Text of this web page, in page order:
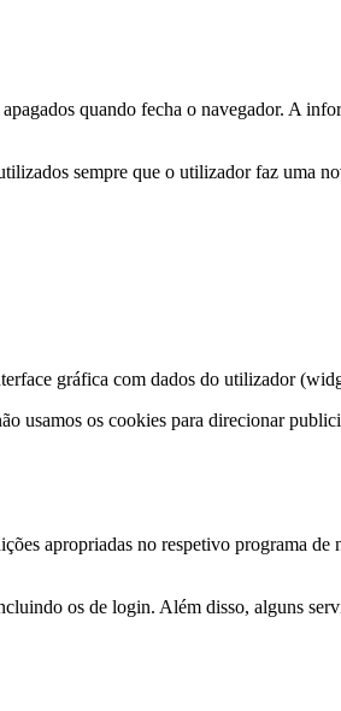
quando fecha o navegador. A
sempre que o utilizador faz uma
gráfica com dados do utilizador
usamos os cookies para direcionar
apropriadas no respetivo programa
os de login. Além disso, alguns